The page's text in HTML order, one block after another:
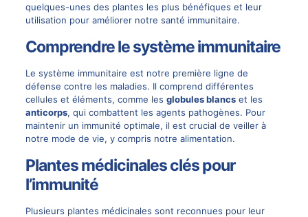
quelques-unes des plantes les plus bénéfiques et leur
utilisation pour améliorer notre santé immunitaire.
Comprendre le système immunitaire
Le système immunitaire est notre première ligne de
défense contre les maladies. Il comprend différentes
cellules et éléments, comme les globules blancset les
anticorps, qui combattent les agents pathogènes. Pour
maintenir un immunité optimale, il est crucial de veiller à
notre mode de vie, y compris notre alimentation.
Plantes médicinales clés pour
l’immunité
Plusieurs plantes médicinales sont reconnues pour leur